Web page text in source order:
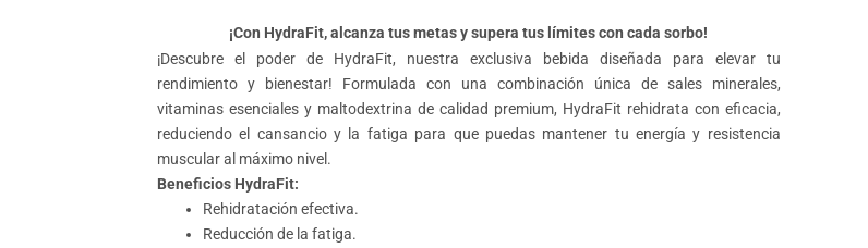
¡Con HydraFit, alcanza tus metas y supera tus límites con cada sorbo!
¡Descubre el poder de HydraFit, nuestra exclusiva bebida diseñada para elevar tu
rendimiento y bienestar! Formulada con una combinación única de sales minerales,
vitaminas esenciales y maltodextrina de calidad premium, HydraFit rehidrata con eficacia,
reduciendo el cansancio y la fatiga para que puedas mantener tu energía y resistencia
muscular al máximo nivel.
Beneficios HydraFit:
Rehidratación efectiva.
Reducción de la fatiga.